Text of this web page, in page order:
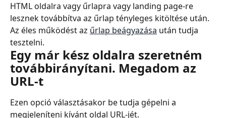
HTML oldalra vagy űrlapra vagy landing page-re
lesznek továbbítva az űrlap tényleges kitöltése után.
Az éles működést az űrlap beágyazása után tudja
tesztelni.
Egy már kész oldalra szeretném
továbbirányítani. Megadom az
URL-t
Ezen opció választásakor be tudja gépelni a
megjeleníteni kívánt oldal URL-jét.